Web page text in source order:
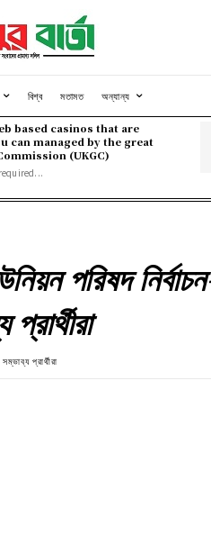
বিশ্ব মতামত অন্যান্য
based casinos that are
can managed by the great
(UKGC)
পরিষদ
প্রার্থীরা